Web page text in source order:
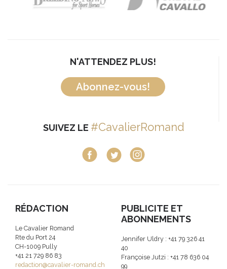
N'ATTENDEZ PLUS!
Abonnez-vous!
SUIVEZ LE #CavalierRomand
RÉDACTION
Le Cavalier Romand
Rte du Port 24
CH-1009 Pully
+41 21 729 86 83
redaction@cavalier-romand.ch
PUBLICITE ET
ABONNEMENTS
Jennifer Uldry : +41 79 326 41
40
Françoise Jutzi : +41 78 636 04
99